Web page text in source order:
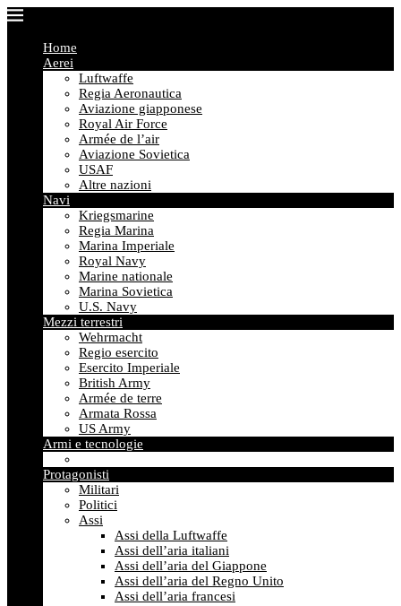
Home
Aerei
Luftwaffe
Regia Aeronautica
Aviazione giapponese
Royal Air Force
Armée de l’air
Aviazione Sovietica
USAF
Altre nazioni
Navi
Kriegsmarine
Regia Marina
Marina Imperiale
Royal Navy
Marine nationale
Marina Sovietica
U.S. Navy
Mezzi terrestri
Wehrmacht
Regio esercito
Esercito Imperiale
British Army
Armée de terre
Armata Rossa
US Army
Armi e tecnologie
Protagonisti
Militari
Politici
Assi
Assi della Luftwaffe
Assi dell’aria italiani
Assi dell’aria del Giappone
Assi dell’aria del Regno Unito
Assi dell’aria francesi